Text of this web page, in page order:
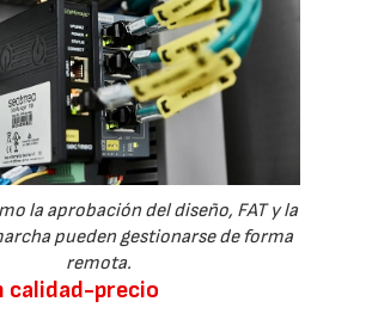
la aprobación del diseño, FAT y la
pueden gestionarse de forma
remota.
calidad-precio